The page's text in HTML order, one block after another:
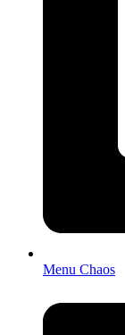
Menu Chaos